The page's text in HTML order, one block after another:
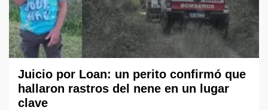
Juicio por Loan: un perito confirmó que
hallaron rastros del nene en un lugar
clave